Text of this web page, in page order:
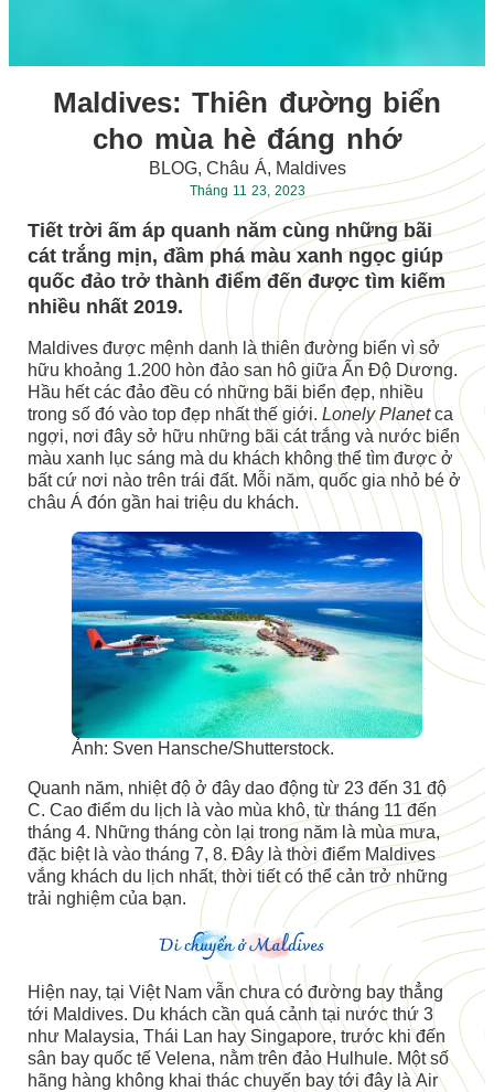
Maldives: Thiên đường biển
cho mùa hè đáng nhớ
BLOG, Châu Á, Maldives
Tháng 11 23, 2023
Tiết trời ấm áp quanh năm cùng những bãi
cát trắng mịn, đầm phá màu xanh ngọc giúp
quốc đảo trở thành điểm đến được tìm kiếm
nhiều nhất 2019.
Maldives được mệnh danh là thiên đường biển vì sở
hữu khoảng 1.200 hòn đảo san hô giữa Ấn Độ Dương.
Hầu hết các đảo đều có những bãi biển đẹp, nhiều
trong số đó vào top đẹp nhất thế giới.Lonely Planetca
ngợi, nơi đây sở hữu những bãi cát trắng và nước biển
màu xanh lục sáng mà du khách không thể tìm được ở
bất cứ nơi nào trên trái đất. Mỗi năm, quốc gia nhỏ bé ở
châu Á đón gần hai triệu du khách.
Ảnh: Sven Hansche/Shutterstock.
Quanh năm, nhiệt độ ở đây dao động từ 23 đến 31 độ
C. Cao điểm du lịch là vào mùa khô, từ tháng 11 đến
tháng 4. Những tháng còn lại trong năm là mùa mưa,
đặc biệt là vào tháng 7, 8. Đây là thời điểm Maldives
vắng khách du lịch nhất, thời tiết có thể cản trở những
trải nghiệm của bạn.
Hiện nay, tại Việt Nam vẫn chưa có đường bay thẳng
tới Maldives. Du khách cần quá cảnh tại nước thứ 3
như Malaysia, Thái Lan hay Singapore, trước khi đến
sân bay quốc tế Velena, nằm trên đảo Hulhule. Một số
hãng hàng không khai thác chuyến bay tới đây là Air